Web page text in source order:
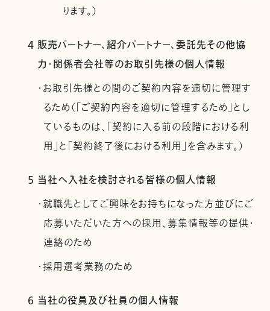
ります。）
4 販売パートナー、紹介パートナー、委託先その他協
力・関係者会社等のお取引先様の個人情報
・お取引先様との間のご契約内容を適切に管理す
るため（「ご契約内容を適切に管理するため」とし
ているものは、「契約に入る前の段階における利
用」と「契約終了後における利用」を含みます。）
5 当社へ入社を検討される皆様の個人情報
・就職先としてご興味をお持ちになった方並びにご
応募いただいた方への採用、募集情報等の提供・
連絡のため
・採用選考業務のため
6 当社の役員及び社員の個人情報